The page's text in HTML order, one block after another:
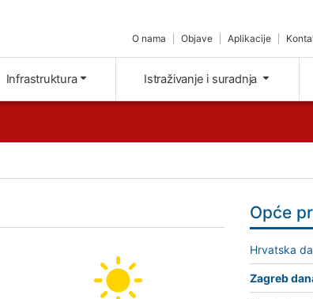
O nama Objave Aplikacije
Infrastruktura Istraživanje i suradnja
Opće
Hrvatska
Zagreb